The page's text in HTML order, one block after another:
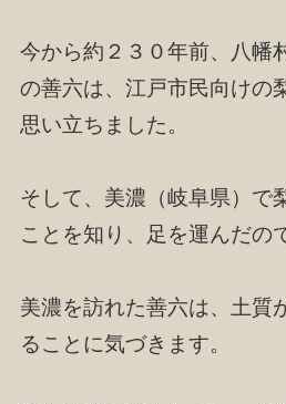
今から約２３０年前、八幡
の善六は、江戸市民向けの
思い立ちました。
そして、美濃（岐阜県）で
ことを知り、足を運んだの
美濃を訪れた善六は、土質
ることに気づきます。